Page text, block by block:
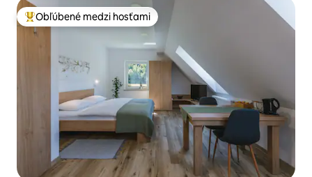
Najobľúbenejšie medzi hosťami
Obľúbené medzi hosťami